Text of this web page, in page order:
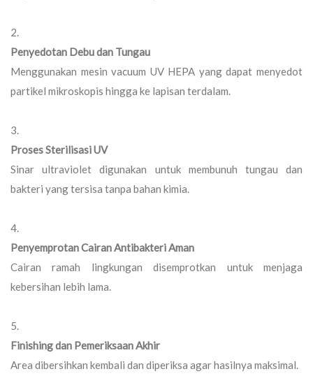
Penyedotan Debu dan Tungau
Menggunakan mesin vacuum UV HEPA yang dapat menyedot
partikel mikroskopis hingga ke lapisan terdalam.
Proses Sterilisasi UV
Sinar ultraviolet digunakan untuk membunuh tungau dan
bakteri yang tersisa tanpa bahan kimia.
Penyemprotan Cairan Antibakteri Aman
Cairan ramah lingkungan disemprotkan untuk menjaga
kebersihan lebih lama.
Finishing dan Pemeriksaan Akhir
Area dibersihkan kembali dan diperiksa agar hasilnya maksimal.